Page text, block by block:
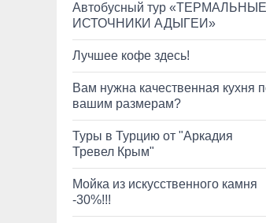
Автобусный тур «ТЕРМАЛЬНЫЕ
ИСТОЧНИКИ АДЫГЕИ»
Лучшее кофе здесь!
Вам нужна качественная кухня
вашим размерам?
Туры в Турцию от "Аркадия
Тревел Крым"
Мойка из искусственного камня
-30%!!!